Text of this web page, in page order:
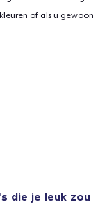
of als u gewoon
die je leuk zou